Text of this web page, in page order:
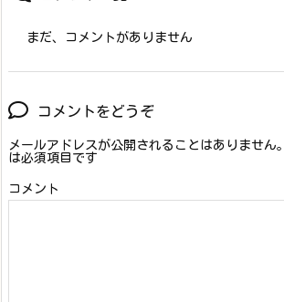
まだ、コメントがありません
コメントをどうぞ
メールアドレスが公開されることはありません。
は必須項目です
コメント